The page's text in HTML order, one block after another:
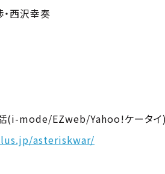
西沢幸奏
(i-mode/EZweb/Yahoo!ケータイ)
asteriskwar/